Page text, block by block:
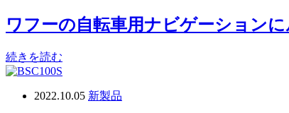
ワフーの自転車用ナビゲーション
続きを読む
2022.10.05 新製品